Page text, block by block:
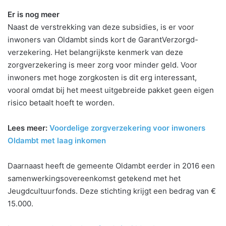
Er is nog meer
Naast de verstrekking van deze subsidies, is er voor
inwoners van Oldambt sinds kort de GarantVerzorgd-
verzekering. Het belangrijkste kenmerk van deze
zorgverzekering is meer zorg voor minder geld. Voor
inwoners met hoge zorgkosten is dit erg interessant,
vooral omdat bij het meest uitgebreide pakket geen eigen
risico betaalt hoeft te worden.
Lees meer: Voordelige zorgverzekering voor inwoners
Oldambt met laag inkomen
Daarnaast heeft de gemeente Oldambt eerder in 2016 een
samenwerkingsovereenkomst getekend met het
Jeugdcultuurfonds. Deze stichting krijgt een bedrag van €
15.000.